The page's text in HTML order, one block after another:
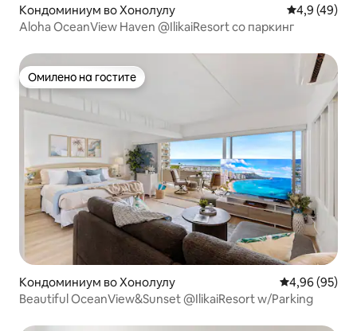
Кондоминиум во Хонолулу Просечна
4,9 (49)
Aloha OceanView Haven @IlikaiResort со паркинг
Омилено на гостите
Омилено на гостите
Кондоминиум во Хонолулу Просечна
4,96 (95)
Beautiful OceanView&Sunset @IlikaiResort w/Parking